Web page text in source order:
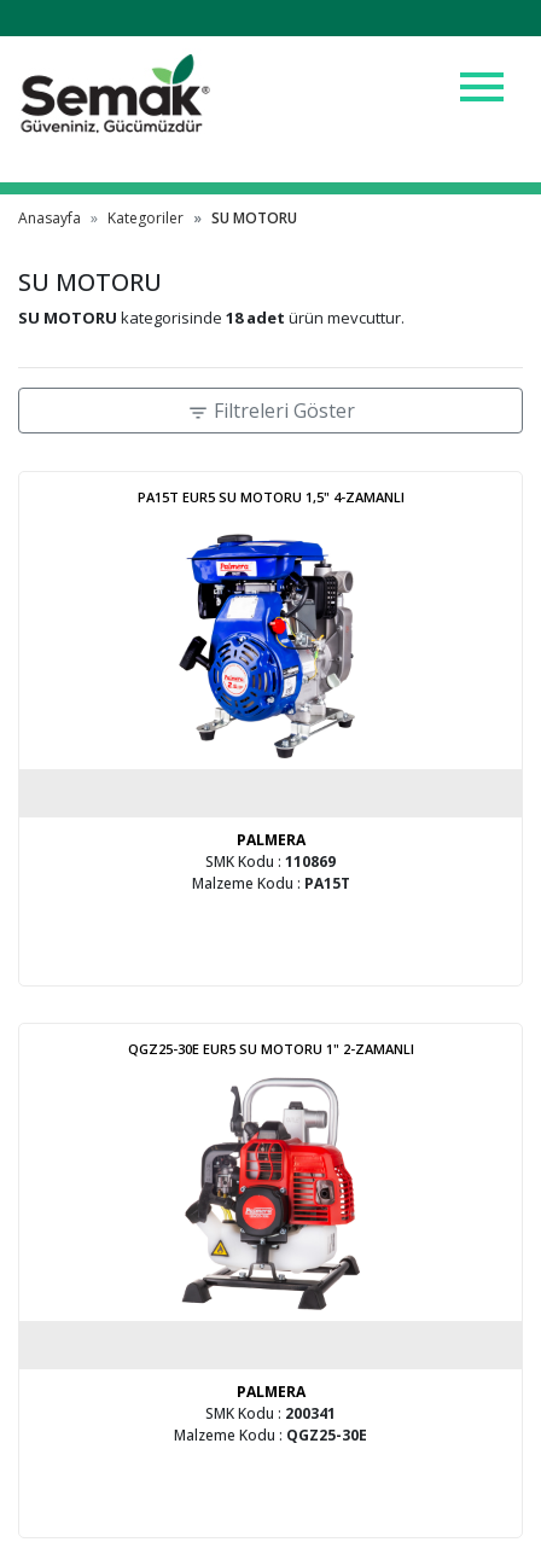
menu
Anasayfa Kategoriler SU MOTORU
SU MOTORU
SU MOTORU kategorisinde 18 adet ürün mevcuttur.
filter_list Filtreleri Göster
PA15T EUR5 SU MOTORU 1,5" 4-ZAMANLI
PALMERA
SMK Kodu : 110869
Malzeme Kodu : PA15T
QGZ25-30E EUR5 SU MOTORU 1" 2-ZAMANLI
PALMERA
SMK Kodu : 200341
Malzeme Kodu : QGZ25-30E